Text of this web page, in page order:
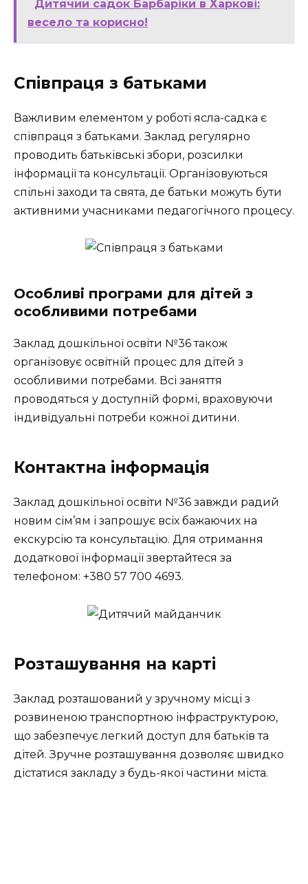
Дитячий садок Барбаріки в Харкові:
весело та корисно!
Співпраця з батьками
Важливим елементом у роботі ясла-садка є
співпраця з батьками. Заклад регулярно
проводить батьківські збори, розсилки
інформації та консультації. Організовуються
спільні заходи та свята, де батьки можуть бути
активними учасниками педагогічного процесу.
Особливі програми для дітей з
особливими потребами
Заклад дошкільної освіти №36 також
організовує освітній процес для дітей з
особливими потребами. Всі заняття
проводяться у доступній формі, враховуючи
індивідуальні потреби кожної дитини.
Контактна інформація
Заклад дошкільної освіти №36 завжди радий
новим сім’ям і запрошує всіх бажаючих на
екскурсію та консультацію. Для отримання
додаткової інформації звертайтеся за
телефоном: +380 57 700 4693.
Розташування на карті
Заклад розташований у зручному місці з
розвиненою транспортною інфраструктурою,
що забезпечує легкий доступ для батьків та
дітей. Зручне розташування дозволяє швидко
дістатися закладу з будь-якої частини міста.